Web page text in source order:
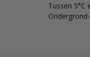
Tussen 5°C